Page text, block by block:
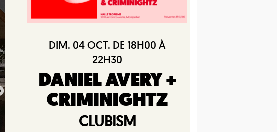
DIM. 04 OCT. DE 18H00 À
22H30
DANIEL AVERY +
CRIMINIGHTZ
CLUBISM